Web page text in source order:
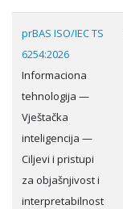
prBAS ISO/IEC TS
6254:2026
Informaciona
tehnologija —
Vještačka
inteligencija —
Ciljevi i pristupi
za objašnjivost i
interpretabilnost